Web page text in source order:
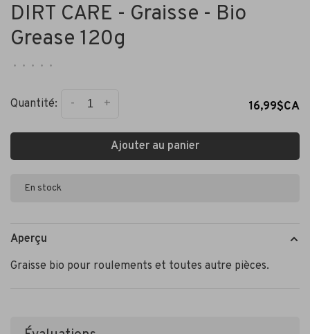
DIRT CARE - Graisse - Bio
Grease 120g
• • • • •
Quantité: +
- 16,99$CA
Ajouter au panier
En stock
Aperçu
Graisse bio pour roulements et toutes autre pièces.